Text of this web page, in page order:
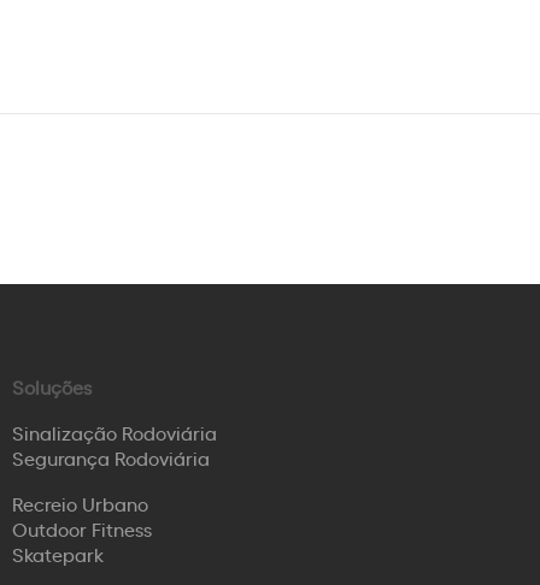
Soluções
Sinalização Rodoviária
Segurança Rodoviária
Recreio Urbano
Outdoor Fitness
Skatepark